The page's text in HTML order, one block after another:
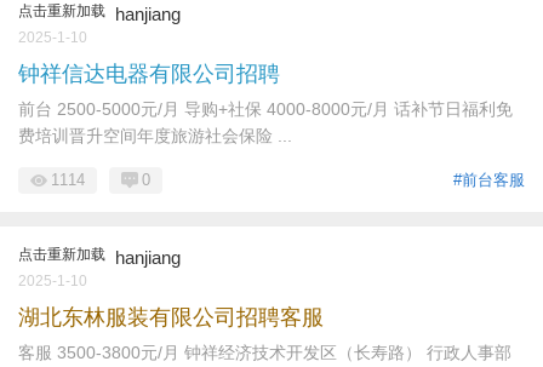
点击重新加载 hanjiang
2025-1-10
钟祥信达电器有限公司招聘
前台 2500-5000元/月 导购+社保 4000-8000元/月 话补节日福利免
费培训晋升空间年度旅游社会保险 ...
#前台客服
1114 0
点击重新加载 hanjiang
2025-1-10
湖北东林服装有限公司招聘客服
客服 3500-3800元/月 钟祥经济技术开发区（长寿路） 行政人事部